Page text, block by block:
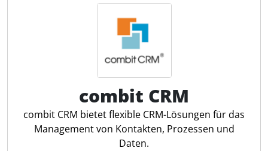
unterstützt die Software dabei, individuelle
Kundenlösungen zu generieren,
hyperpersonalisierte Kampagnen zu planen und
Entscheidungsprozesse zu optimieren. Für
Steuerfachleute bietet bsi.crm eine zentrale
Datenhaltung und transparente Workflows zur
strukturierten Kundenbetreuung und Anpassung an
spezifische Anforderungen.
combit CRM
combit CRM bietet flexible CRM-Lösungen für das
Management von Kontakten, Prozessen und
Daten.